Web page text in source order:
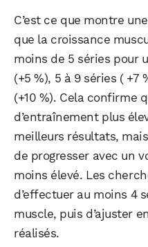
C’est ce que montre
que la croissance
moins de 5 séries pour
(+5 %), 5 à 9 séries ( +7
(+10 %). Cela confirme
d’entraînement plus
meilleurs résultats,
de progresser avec un
moins élevé. Les
d’effectuer au moins 4
muscle, puis d’ajuster
réalisés.